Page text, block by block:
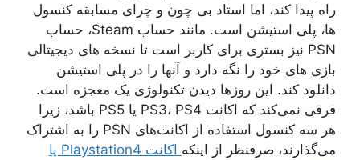
راه پیدا کند، اما استاد بی چون و چرای مسابقه کنسول
ها، پلی استیشن است. مانند حساب Steam، حساب
PSN نیز بستری برای کاربر است تا نسخه های دیجیتالی
بازی های خود را نگه دارد و آنها را در پلی استیشن
دانلود کند. این روزها دیدن تکنولوژی یک معجزه است.
فرقی نمی‌کند که اکانت PS3، PS4 یا PS5 باشد، زیرا
هر سه کنسول استفاده از اکانت‌های PSN را به اشتراک
می‌گذارند، صرفنظر از اینکه
اکانت Playstation4 یا